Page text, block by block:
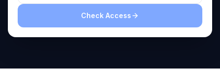
RAISA
Assistant
Check Access